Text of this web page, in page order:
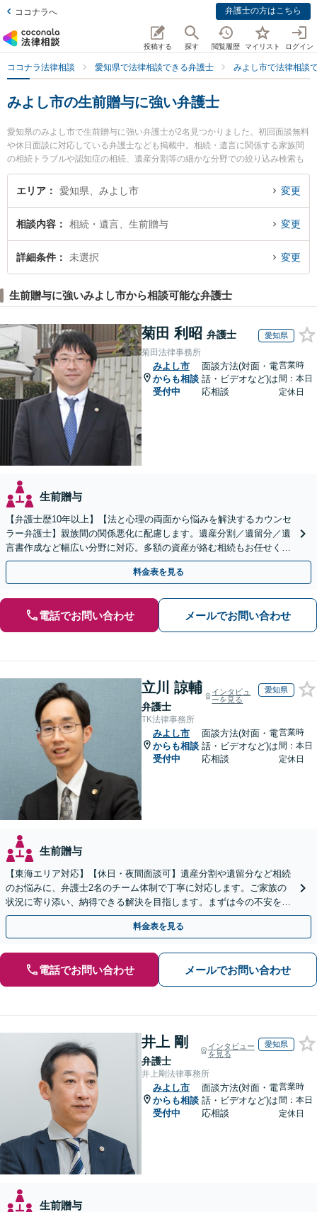
ココナラへ 弁護士の方はこちら
投稿する 探す 閲覧履歴 マイリスト ログイン
ココナラ法律相談 愛知県で法律相談できる弁護士 みよし市で法律相談
みよし市の生前贈与に強い弁護士
愛知県のみよし市で生前贈与に強い弁護士が2名見つかりました。初回面談無料
や休日面談に対応している弁護士なども掲載中。相続・遺言に関係する家族間
の相続トラブルや認知症の相続、遺産分割等の細かな分野での絞り込み検索も
でき便利です。特にみよし総合法律事務所 三好ヶ丘事務所の相馬 信子弁護士や
みよし総合法律事務所の伊藤 健二弁護士のプロフィール情報や弁護士費用、強
な近くの弁護士を検索したい』『初回相談無料で生前贈与を法律相談できるみ
よし市内の弁護士に相談予約したい』などでお困りの相談者さんにおすすめで
す。
エリア 愛知県、みよし市 変更
相談内容 相続・遺言、生前贈与 変更
詳細条件 未選択 変更
生前贈与に強いみよし市から相談可能な弁護士
菊田 利昭 弁護士 愛知県
菊田法律事務所
みよし市
からも相談
受付中
面談方法(対面・電
話・ビデオなど)は
応相談
営業時
間：本日
定休日
生前贈与
【弁護士歴10年以上】【法と心理の両面から悩みを解決するカウンセ
ラー弁護士】親族間の関係悪化に配慮します。遺産分割／遺留分／遺
言書作成など幅広い分野に対応。多額の資産が絡む相続もお任せくだ
さい。【夜間・休日の相談可能】【駐車場完備】
料金表を見る
電話でお問い合わせ メールでお問い合わせ
立川 諒輔
弁護士
インタビュ
ーを見る
愛知県
TK法律事務所
みよし市
からも相談
受付中
面談方法(対面・電
話・ビデオなど)は
応相談
営業時
間：本日
定休日
生前贈与
【東海エリア対応】【休日・夜間面談可】遺産分割や遺留分など相続
のお悩みに、弁護士2名のチーム体制で丁寧に対応します。ご家族の
状況に寄り添い、納得できる解決を目指します。まずは今の不安をお
聞かせください【メール・WEB相談可】
料金表を見る
電話でお問い合わせ メールでお問い合わせ
井上 剛
弁護士
インタビュー
を見る
愛知県
井上剛法律事務所
みよし市
からも相談
受付中
面談方法(対面・電
話・ビデオなど)は
応相談
営業時
間：本日
定休日
生前贈与